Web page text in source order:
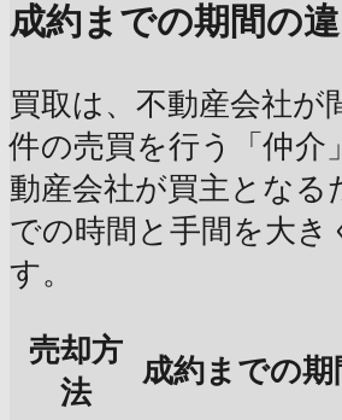
成約までの期間の
買取は、不動産会社が
件の売買を行う「仲介
動産会社が買主となる
での時間と手間を大き
す。
売却方
法
成約までの期